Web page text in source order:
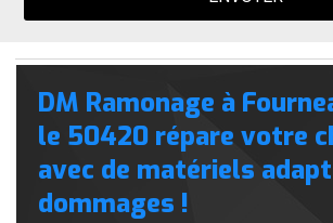
DM Ramonage à
le 50420 répare votre
avec de matériels
dommages !